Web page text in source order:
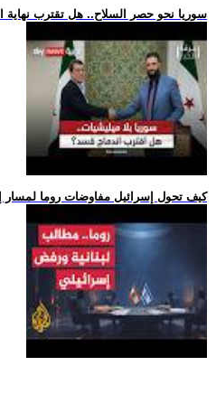
.. سوريا نحو حصر السلاح.. هل تقترب نهاية
.. كيف تحول إسرائيل مفاوضات روما لمسار